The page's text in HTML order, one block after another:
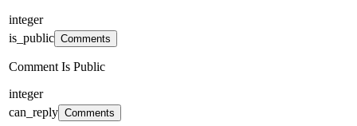
integer
is_public Comments
Comment Is Public
integer
can_reply Comments